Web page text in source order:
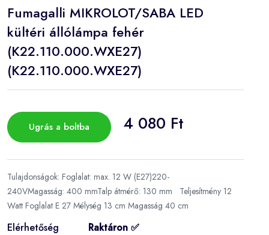
Fumagalli MIKROLOT/SABA LED
kültéri állólámpa fehér
(K22.110.000.WXE27)
(K22.110.000.WXE27)
Ugrás a boltba 4 080 Ft
Tulajdonságok: Foglalat: max. 12 W (E27)220-
240VMagasság: 400 mmTalp átmérő: 130 mm Teljesítmény 12
Watt Foglalat E 27 Mélység 13 cm Magasság 40 cm
Elérhetőség
Raktáron ✅